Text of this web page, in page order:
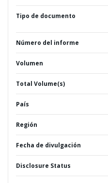
Tipo de documento
Número del informe
Volumen
Total Volume(s)
País
Región
Fecha de divulgación
Disclosure Status